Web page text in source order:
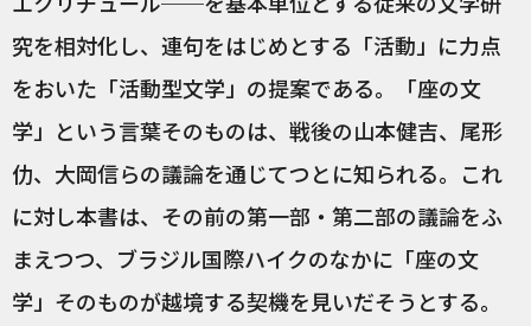
究を相対化し、連句をはじめとする「活動」に力点
をおいた「活動型文学」の提案である。「座の文
学」という言葉そのものは、戦後の山本健吉、尾形
仂、大岡信らの議論を通じてつとに知られる。これ
に対し本書は、その前の第一部・第二部の議論をふ
まえつつ、ブラジル国際ハイクのなかに「座の文
学」そのものが越境する契機を見いだそうとする。